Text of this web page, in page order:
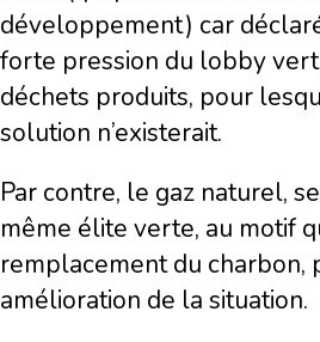
développement) car
forte pression du lobby
déchets produits, pour
solution n’existerait.
Par contre, le gaz naturel,
même élite verte, au motif
remplacement du charbon,
amélioration de la situation.